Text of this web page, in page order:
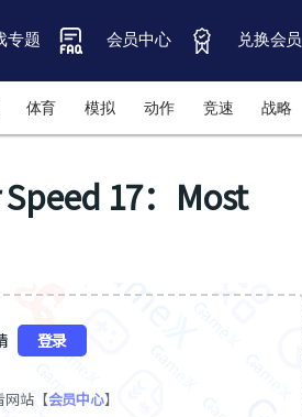
专题 会员中心 兑换会员
体育 模拟 动作 竞速 战略
17：Most
登录
网站【会员中心】